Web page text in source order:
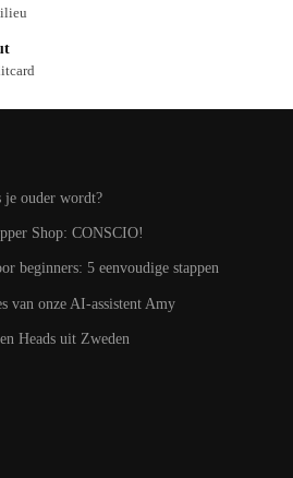
je ouder wordt?
Shop: CONSCIO!
beginners: 5 eenvoudige stappen
van onze AI-assistent Amy
Heads uit Zweden